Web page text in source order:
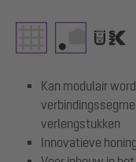
Kan modulair
verlengstukken
Innovatieve